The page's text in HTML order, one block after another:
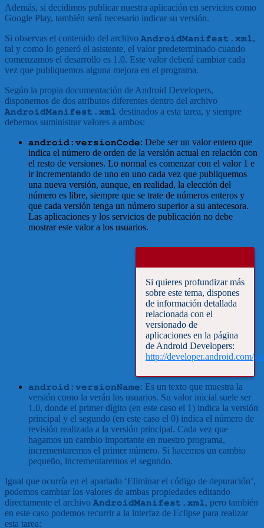
Además, si decidimos publicar nuestra aplicación en servicios como
Google Play, también será necesario indicar su versión.
Si observas el contenido del archivo AndroidManifest.xml,
tal y como lo generó el asistente, el valor predeterminado cuando
comenzamos el desarrollo es 1.0. Este valor deberá cambiar cada
vez que publiquemos alguna mejora en el programa.
Según la propia documentación de Android Developers,
disponemos de dos atributos diferentes dentro del archivo
AndroidManifest.xml destinados a esta tarea, y siempre
debemos suministrar valores a ambos:
android:versionCode: Debe ser un valor entero que
indica el número de orden de la versión actual en relación con
el resto de versiones. Lo normal es comenzar con el valor 1 e
ir incrementando de uno en uno cada vez que publiquemos
una nueva versión, aunque, en realidad, la elección del
número es libre, siempre que se trate de números enteros y
que cada versión tenga un número superior a su antecesora.
Las aplicaciones y los servicios de publicación no debe
mostrar este valor a los usuarios.
Si quieres profundizar más
sobre este tema, dispones
de información detallada
relacionada con el
versionado de
aplicaciones en la página
de Android Developers:
http://developer.android.com/
android:versionName: Es un texto que muestra la
versión como la verán los usuarios. Su valor inicial suele ser
1.0, donde el primer dígito (en este caso el 1) indica la versión
principal y el segundo (en este caso el 0) indica el número de
revisión realizada a la versión principal. Cada vez que
hagamos un cambio importante en nuestro programa,
incrementaremos el primer número. Si hacemos un cambio
pequeño, incrementaremos el segundo.
Igual que ocurría en el apartado ‘Eliminar el código de depuración’,
podemos cambiar los valores de ambas propiedades editando
directamente el archivo AndroidManifest.xml, pero también
en este caso podemos recurrir a la interfaz de Eclipse para realizar
esta tarea: